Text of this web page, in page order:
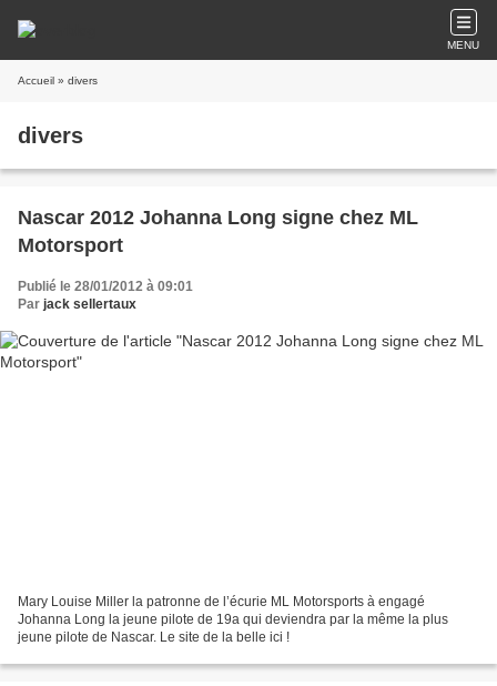
MENU
Accueil » divers
divers
Nascar 2012 Johanna Long signe chez ML
Motorsport
Publié le 28/01/2012 à 09:01
Par jack sellertaux
Mary Louise Miller la patronne de l’écurie ML Motorsports à engagé
Johanna Long la jeune pilote de 19a qui deviendra par la même la plus
jeune pilote de Nascar. Le site de la belle ici !